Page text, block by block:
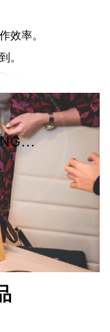
效率。
。